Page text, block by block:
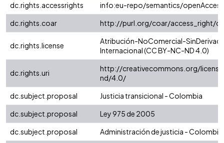
dc.rights.accessrights
info:eu-repo/semantics/openAccess
dc.rights.coar
http://purl.org/coar/access_right/
dc.rights.license
Atribución-NoComercial-
Internacional (CC BY-NC-ND 4.0)
dc.rights.uri
http://creativecommons.org/
nd/4.0/
dc.subject.proposal
Justicia transicional - Colombia
dc.subject.proposal
Ley 975 de 2005
dc.subject.proposal
Administración de justicia - Colombia